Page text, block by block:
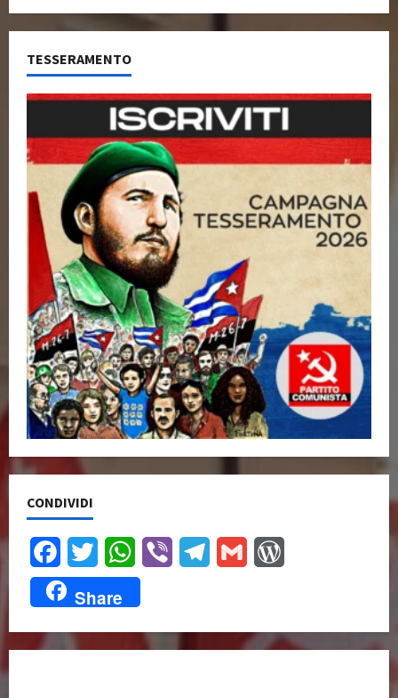
TESSERAMENTO
CONDIVIDI
FacebookTwitter WhatsApp
Viber TelegramGmail
Share